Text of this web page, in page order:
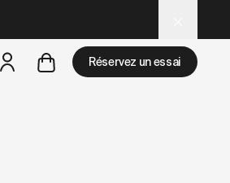
Réservez un essai